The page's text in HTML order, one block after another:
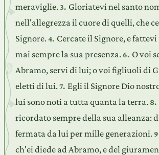
meraviglie. 3. Gloriatevi nel santo
nell'allegrezza il cuore di quelli, che
Signore. 4. Cercate il Signore, e
mai sempre la sua presenza. 6. O voi
Abramo, servi di lui; o voi figliuoli di
eletti di lui. 7. Egli il Signore Dio
lui sono noti a tutta quanta la terra. 8.
ricordato sempre della sua alleanza:
fermata da lui per mille generazioni.
ch'ei diede ad Abramo, e del